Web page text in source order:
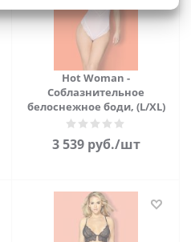
Hot Woman -
Соблазнительное
белоснежное боди, (L/XL)
3 539 руб./шт